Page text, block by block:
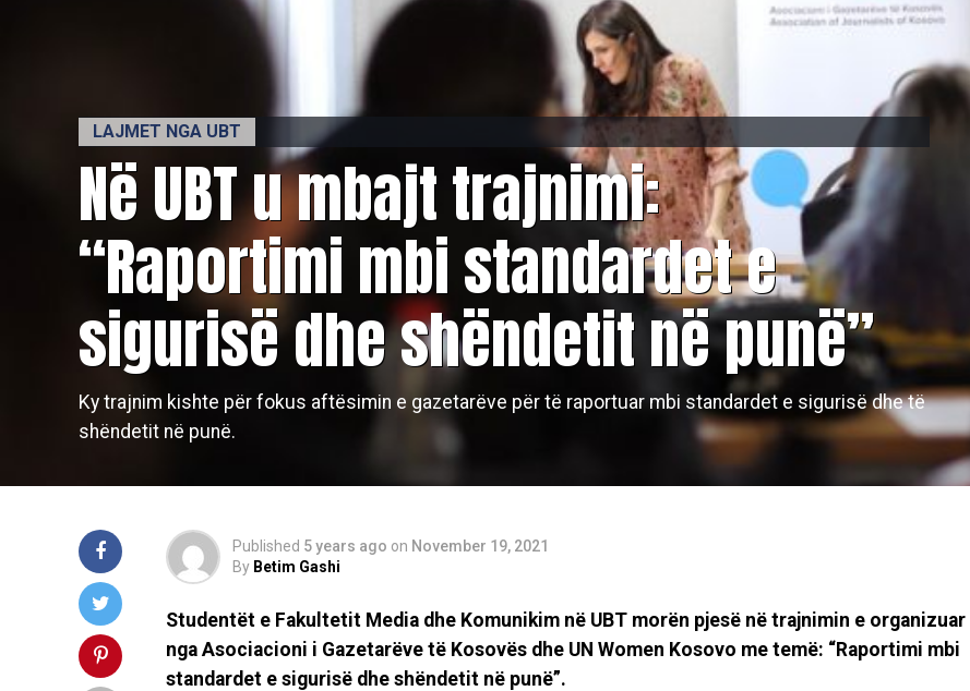
LAJMET NGA UBT
Në UBT u mbajt trajnimi:
“Raportimi mbi standardet e
sigurisë dhe shëndetit në punë”
Ky trajnim kishte për fokus aftësimin e gazetarëve për të raportuar mbi standardet e sigurisë dhe të
shëndetit në punë.
Published 5 years ago on November 19, 2021
By Betim Gashi
Studentët e Fakultetit Media dhe Komunikim në UBT morën pjesë në trajnimin e organizuar
nga Asociacioni i Gazetarëve të Kosovës dhe UN Women Kosovo me temë: “Raportimi mbi
standardet e sigurisë dhe shëndetit në punë”.